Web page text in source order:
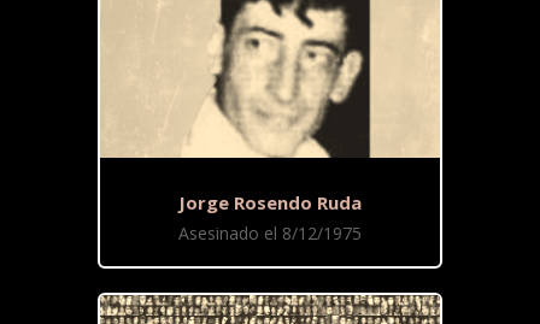
Jorge Rosendo Ruda
Asesinado el 8/12/1975